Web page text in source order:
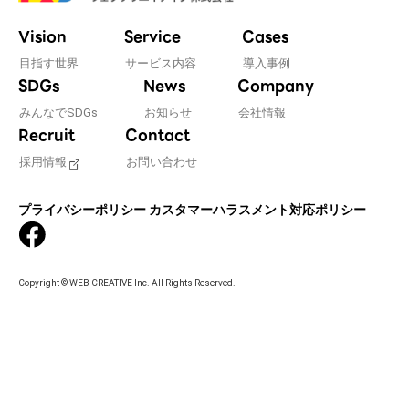
Vision
目指す世界
Service
サービス内容
Cases
導入事例
SDGs
みんなでSDGs
News
お知らせ
Company
会社情報
Recruit
採用情報
Contact
お問い合わせ
プライバシーポリシー カスタマーハラスメント対応ポリシー
Copyright © WEB CREATIVE Inc. All Rights Reserved.